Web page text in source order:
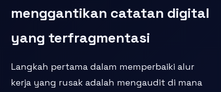
menggantikan catatan digital
yang terfragmentasi
Langkah pertama dalam memperbaiki alur
kerja yang rusak adalah mengaudit di mana